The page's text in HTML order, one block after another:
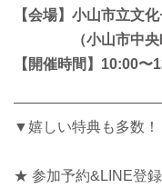
【会場】小山市立文
（小山市中央町
【開催時間】10:00〜
▼嬉しい特典も多数！
★ 参加予約&LINE登録